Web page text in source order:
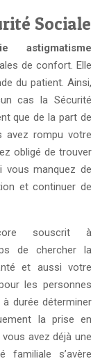
Sociale
astigmatisme
de confort. Elle
du patient. Ainsi,
cas la Sécurité
que de la part de
avez rompu votre
obligé de trouver
vous manquez de
et continuer de
souscrit à
de chercher la
et aussi votre
les personnes
durée déterminer
la prise en
avez déjà une
familiale s’avère